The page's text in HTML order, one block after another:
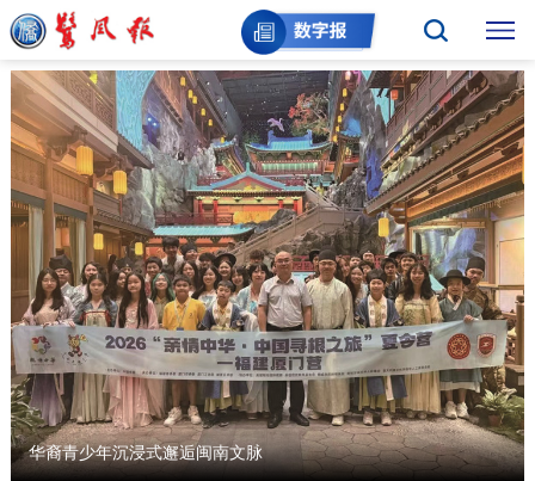
华裔青少年沉浸式邂逅闽南文脉